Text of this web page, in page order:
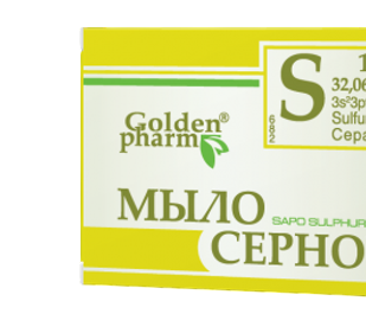
галереям
изображений